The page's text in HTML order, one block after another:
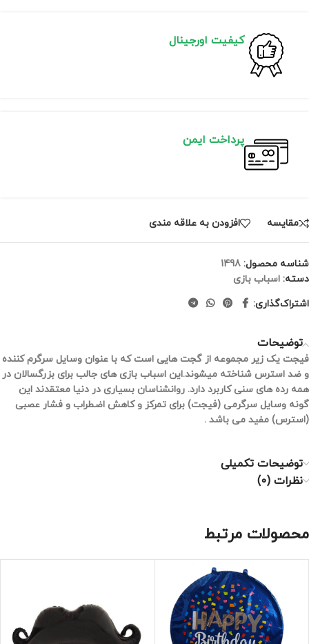
کیفیت اورجینال
پرداخت ایمن
مقايسه افزودن به علاقه مندی
شناسه محصول: 1498
دسته: اسباب بازی
اشتراک‌گذاری:
توضیحات
فیجت یک زیر مجموعه از گجت هایی است که با عنوان وسایل سرگرم کننده
و ضد استرس شناخته میشوند.این اسباب بازی های جالب برای بزرگسالان در
همه رده های سنی کاربرد دارد. روانشناسان بسیاری در دنیا معتقدند این
گونه وسایل سرگرمی (فیجت) برای تمرکز و کاهش اضطراب و فشار عصبی
(استرس) مفید می باشد .
توضیحات تکمیلی
نظرات (0)
محصولات مرتبط